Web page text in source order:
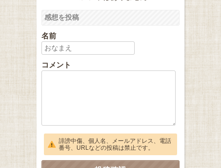
感想を投稿
名前
コメント
誹謗中傷、個人名、メールアドレス、電話
番号、URLなどの投稿は禁止です。